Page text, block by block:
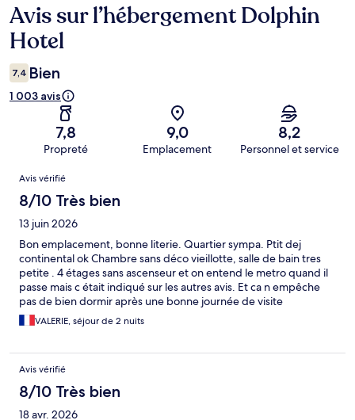
Avis
Avis sur l’hébergement Dolphin
Hotel
7,4 Bien
1 003 avis
7,8
Propreté
9,0
Emplacement
8,2
Personnel et service
Avis
Avis vérifié
8/10 Très bien
13 juin 2026
Bon emplacement, bonne literie. Quartier sympa. Ptit dej
continental ok Chambre sans déco vieillotte, salle de bain tres
petite . 4 étages sans ascenseur et on entend le metro quand il
passe mais c était indiqué sur les autres avis. Et ca n empêche
pas de bien dormir après une bonne journée de visite
VALERIE, séjour de 2 nuits
Avis vérifié
8/10 Très bien
18 avr. 2026